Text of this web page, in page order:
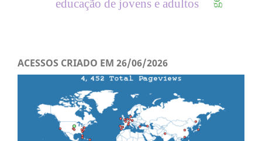
educação de jovens e adultos
ACESSOS CRIADO EM 26/06/2026